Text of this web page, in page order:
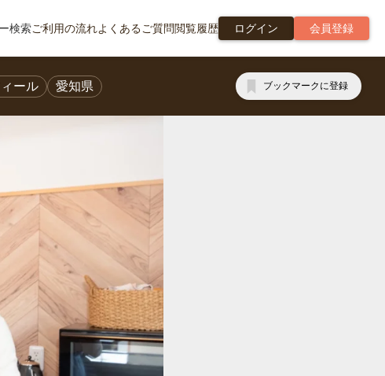
検索ご利用の流れよくあるご質問閲覧履歴 ログイン 会員登録
ール 愛知県 ブックマークに登録